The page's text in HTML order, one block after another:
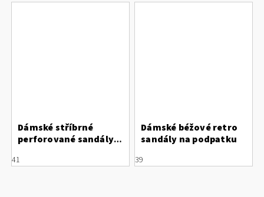
Dámské stříbrné
perforované sandály
41
Dámské béžové retro
sandály na podpatku
39